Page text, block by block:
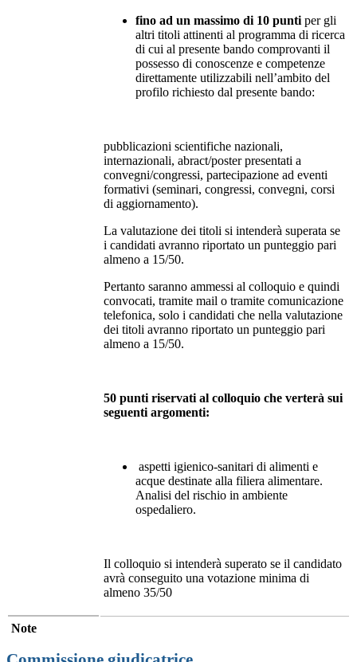
fino ad un massimo di 10 punti per gli
altri titoli attinenti al programma di ricerca
di cui al presente bando comprovanti il
possesso di conoscenze e competenze
direttamente utilizzabili nell’ambito del
profilo richiesto dal presente bando:
pubblicazioni scientifiche nazionali,
internazionali, abract/poster presentati a
convegni/congressi, partecipazione ad eventi
formativi (seminari, congressi, convegni, corsi
di aggiornamento).
La valutazione dei titoli si intenderà superata se
i candidati avranno riportato un punteggio pari
almeno a 15/50.
Pertanto saranno ammessi al colloquio e quindi
convocati, tramite mail o tramite comunicazione
telefonica, solo i candidati che nella valutazione
dei titoli avranno riportato un punteggio pari
almeno a 15/50.
50 punti riservati al colloquio che verterà sui
seguenti argomenti:
aspetti igienico-sanitari di alimenti e
acque destinate alla filiera alimentare.
Analisi del rischio in ambiente
ospedaliero.
Il colloquio si intenderà superato se il candidato
avrà conseguito una votazione minima di
almeno 35/50
Note